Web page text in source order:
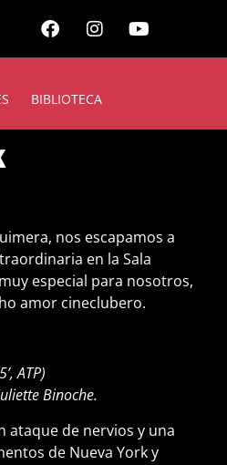
BIBLIOTECA
nos escapamos a
en la Sala
especial para nosotros,
amor cineclubero.
ATP)
Binoche.
ataque de nervios y una
de Nueva York y